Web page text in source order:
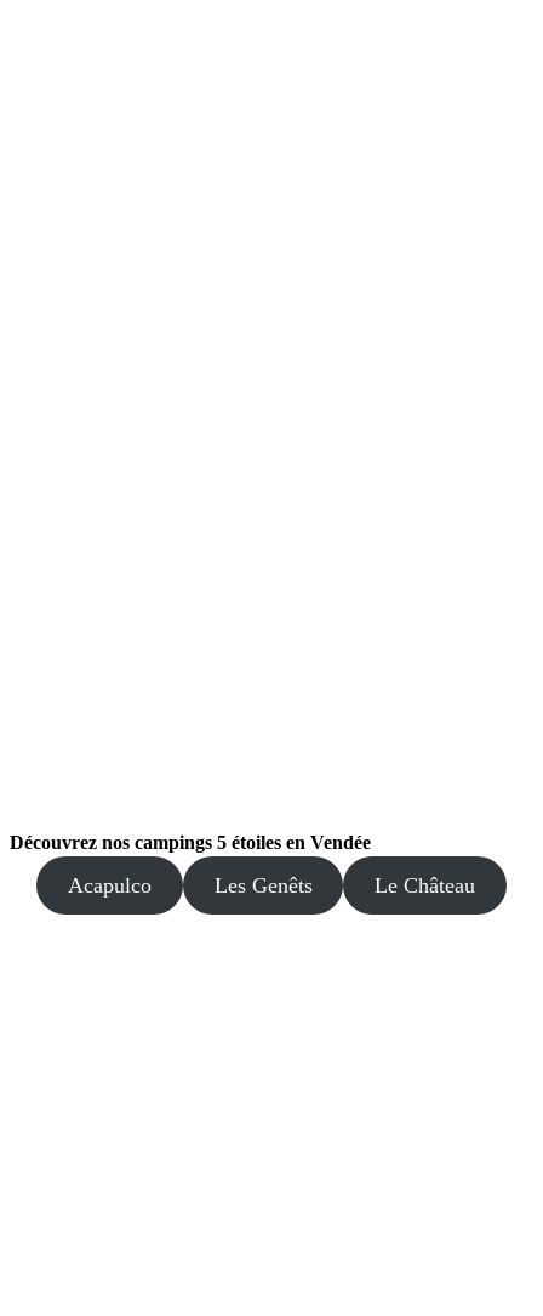
Découvrez nos campings 5 étoiles en Vendée
Acapulco Les Genêts Le Château